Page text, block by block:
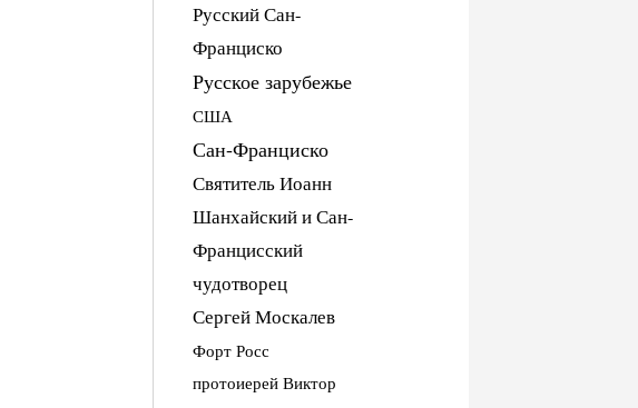
Русский Сан-
Франциско
Русское зарубежье
США
Сан-Франциско
Святитель Иоанн
Шанхайский и Сан-
Францисский
чудотворец
Сергей Москалев
Форт Росс
протоиерей Виктор